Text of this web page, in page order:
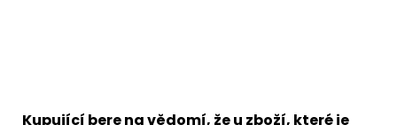
Kupující bere na vědomí, že u zboží, které je